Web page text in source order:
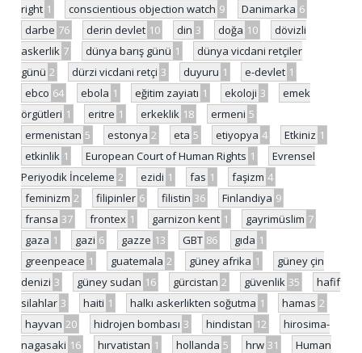
right 1 conscientious objection watch 9 Danimarka 6
darbe 76 derin devlet 10 din 3 doğa 10
dövizli
askerlik 7 dünya barış günü 1
dünya vicdani retçiler
günü 2 dürzi vicdani retçi 3 duyuru 1 e-devlet 1
ebco 64 ebola 1 eğitim zayiatı 1 ekoloji 3
emek
örgütleri 1 eritre 1 erkeklik 18 ermeni 5
ermenistan 5 estonya 2 eta 5 etiyopya 4 Etkiniz 1
etkinlik 1 European Court of Human Rights 1
Evrensel
Periyodik İnceleme 2 ezidi 1 fas 1 faşizm 4
feminizm 2 filipinler 6 filistin 36 Finlandiya 9
fransa 37 frontex 1 garnizon kent 1 gayrimüslim 7
gaza 1 gazi 6 gazze 13 GBT 86 gıda 1
greenpeace 1 guatemala 2 güney afrika 1
güney çin
denizi 3 güney sudan 16 gürcistan 2 güvenlik 35
hafif
silahlar 3 haiti 1 halkı askerlikten soğutma 1 hamas 2
hayvan 20 hidrojen bombası 3 hindistan 12
hirosima-
nagasaki 16 hırvatistan 1 hollanda 5 hrw 31
Human